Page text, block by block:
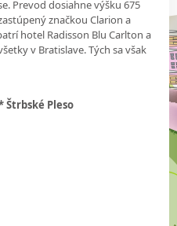
Prevod dosiahne výšku 675
značkou Clarion a
hotel Radisson Blu Carlton a
v Bratislave. Tých sa však
Pleso